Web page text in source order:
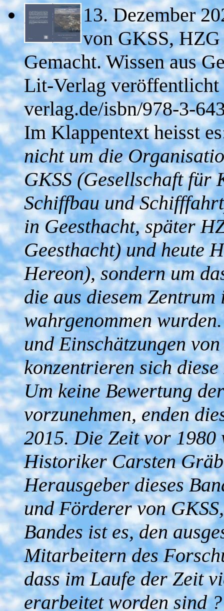
13. Dezember
von GKSS, HZG
Gemacht. Wissen aus
Lit-Verlag
verlag.de/isbn/978-3-
Im Klappentext heisst
nicht um die
GKSS (Gesellschaft für
Schiffbau und
in Geesthacht, später
Geesthacht) und heute
Hereon), sondern um
die aus diesem
wahrgenommen
und Einschätzungen
konzentrieren sich
Um keine Bewertung
vorzunehmen, enden
2015. Die Zeit vor
Historiker Carsten
Herausgeber dieses
und Förderer von
Bandes ist es, den
Mitarbeitern des
dass im Laufe der Zeit
erarbeitet worden sind